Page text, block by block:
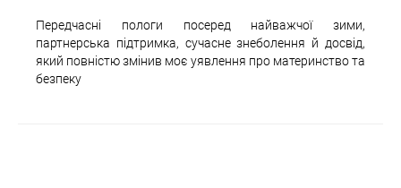
Передчасні пологи посеред найважчої зими,
партнерська підтримка, сучасне знеболення й досвід,
який повністю змінив моє уявлення про материнство та
безпеку